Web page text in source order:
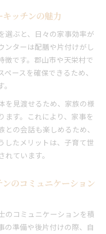
ッチンの魅力
選ぶと、日々の家事効率が
ンターは配膳や片付けがし
徴です。郡山市や天栄村で
ースを確保できるため、
を見渡せるため、家族の様
ます。これにより、家事を
の会話も楽しめるため、
したメリットは、子育て世
ています。
のコミュニケーション
のコミュニケーションを積
の準備や後片付けの際、自